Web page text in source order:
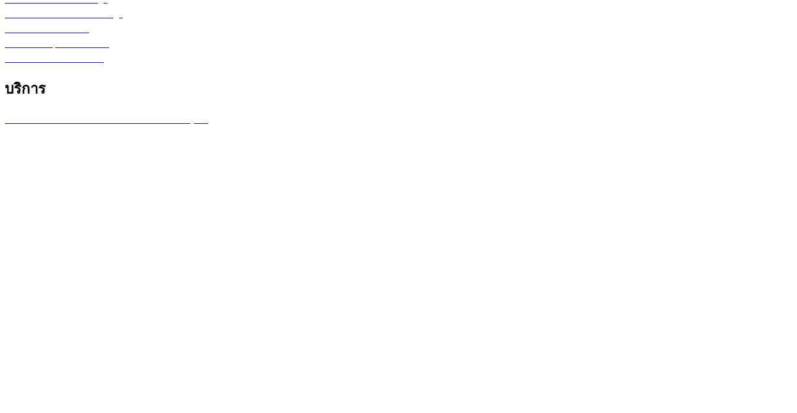
บริการ